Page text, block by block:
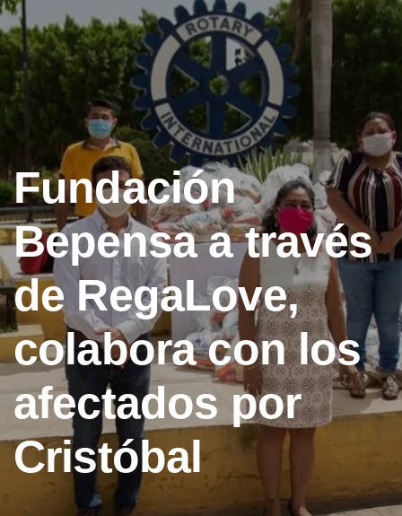
Fundación
Bepensa a través
de RegaLove,
colabora con los
afectados por
Cristóbal